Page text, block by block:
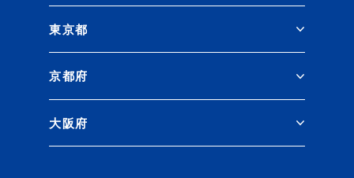
東京都
京都府
大阪府